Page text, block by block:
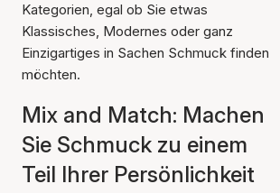
Kategorien, egal ob Sie etwas
Klassisches, Modernes oder ganz
Einzigartiges in Sachen Schmuck finden
möchten.
Mix and Match: Machen
Sie Schmuck zu einem
Teil Ihrer Persönlichkeit